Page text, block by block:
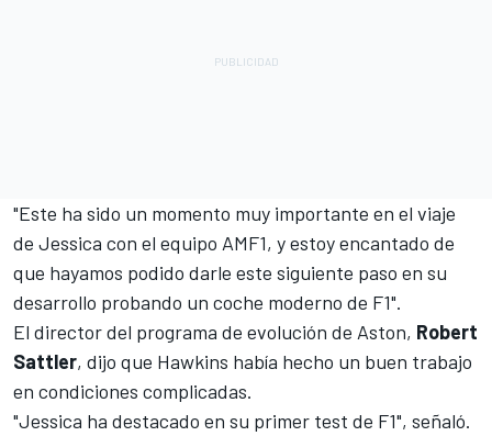
"Este ha sido un momento muy importante en el viaje
de Jessica con el equipo AMF1, y estoy encantado de
que hayamos podido darle este siguiente paso en su
desarrollo probando un coche moderno de F1".
El director del programa de evolución de Aston, Robert
Sattler, dijo que Hawkins había hecho un buen trabajo
en condiciones complicadas.
"Jessica ha destacado en su primer test de F1", señaló.